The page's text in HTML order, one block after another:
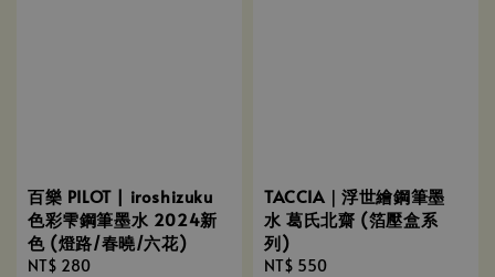
百樂 PILOT | iroshizuku
色彩雫鋼筆墨水 2024新
色 (燈路/春曉/六花)
Regular
NT$ 280
TACCIA｜浮世繪鋼筆墨
水 葛氏北齋 (箔壓盒系
列)
Regular
NT$ 550